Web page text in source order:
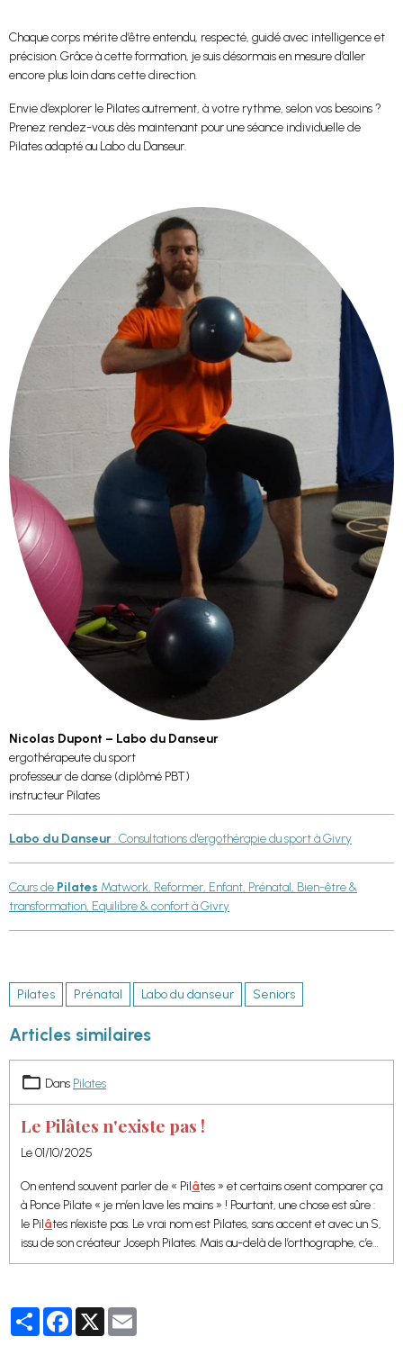
Chaque corps mérite d’être entendu, respecté, guidé avec intelligence et
précision. Grâce à cette formation, je suis désormais en mesure d’aller
encore plus loin dans cette direction.
Envie d’explorer le Pilates autrement, à votre rythme, selon vos besoins ?
Prenez rendez-vous dès maintenant pour une séance individuelle de
Pilates adapté au Labo du Danseur.
Nicolas Dupont – Labo du Danseur
ergothérapeute du sport
professeur de danse (diplômé PBT)
instructeur Pilates
Labo du Danseur: Consultations d'ergothérapie du sport à Givry
Cours de Pilates Matwork, Reformer, Enfant, Prénatal, Bien-être &
transformation, Equilibre & confort à Givry
Pilates Prénatal Labo du danseur Seniors
Articles similaires
Dans Pilates
Le Pilâtes n'existe pas !
Le 01/10/2025
On entend souvent parler de « Pilâtes » et certains osent comparer ça
à Ponce Pilate « je m’en lave les mains » ! Pourtant, une chose est sûre :
le Pilâtes n’existe pas. Le vrai nom est Pilates, sans accent et avec un S,
issu de son créateur Joseph Pilates. Mais au-delà de l’orthographe, c’est
une méthode unique qui change la vie des danseurs, des sportifs… et
PartagerFacebook
X